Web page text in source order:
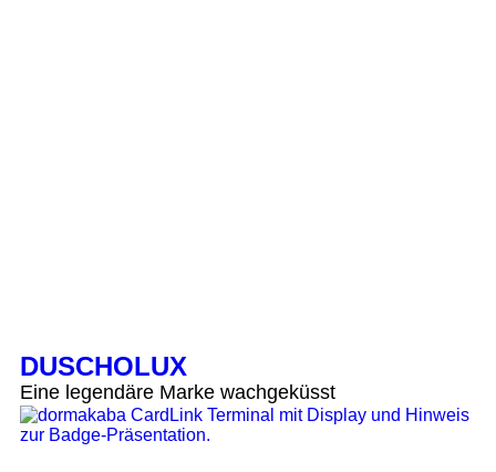
DUSCHOLUX
Eine legendäre Marke wachgeküsst